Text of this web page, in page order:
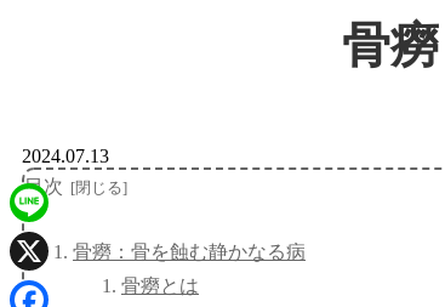
骨
2024.07.13
目次
骨癆：骨を蝕む静かなる病
骨癆とは
Line
X